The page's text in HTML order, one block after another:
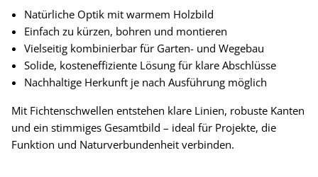
Natürliche Optik mit warmem Holzbild
Einfach zu kürzen, bohren und montieren
Vielseitig kombinierbar für Garten- und Wegebau
Solide, kosteneffiziente Lösung für klare Abschlüsse
Nachhaltige Herkunft je nach Ausführung möglich
Mit Fichtenschwellen entstehen klare Linien, robuste Kanten
und ein stimmiges Gesamtbild – ideal für Projekte, die
Funktion und Naturverbundenheit verbinden.